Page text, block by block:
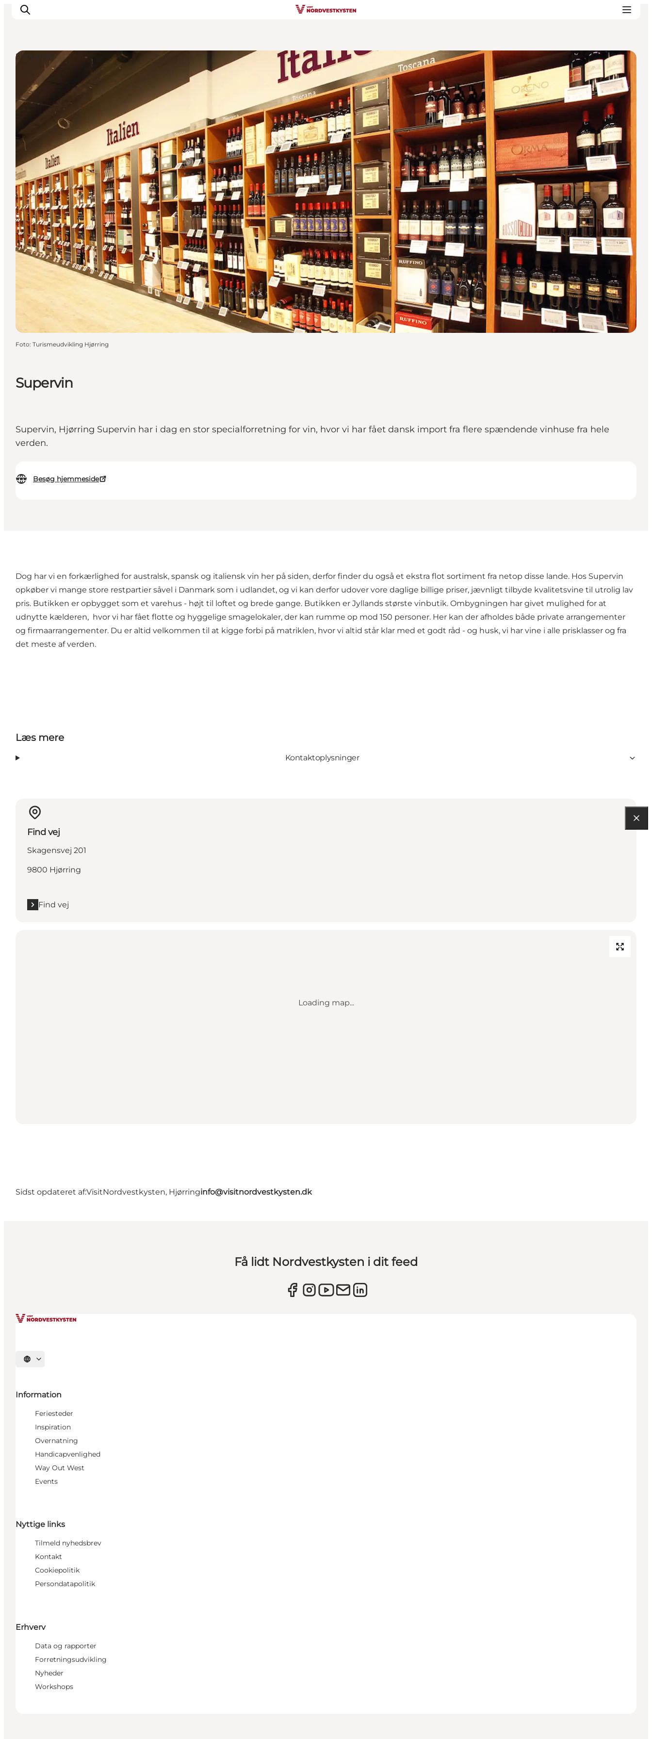
Feriesteder
Inspiration
Handicapvenlig ferie
Events
Overnatning
Planlæg din ferie
Supervin
Supervin, Hjørring Supervin har i dag en stor specialforretning for vin, hvor vi har fået dansk import fra flere spændende vinhuse fra hele
verden.
Besøg hjemmeside
Shopping
Foto: Turismeudvikling Hjørring
Dog har vi en forkærlighed for australsk, spansk og italiensk vin her på siden, derfor finder du også et ekstra flot sortiment fra netop disse lande. Hos Supervin
opkøber vi mange store restpartier såvel i Danmark som i udlandet, og vi kan derfor udover vore daglige billige priser, jævnligt tilbyde kvalitetsvine til utrolig lav
pris. Butikken er opbygget som et varehus - højt til loftet og brede gange. Butikken er Jyllands største vinbutik. Ombygningen har givet mulighed for at
udnytte kælderen, hvor vi har fået flotte og hyggelige smagelokaler, der kan rumme op mod 150 personer. Her kan der afholdes både private arrangementer
og firmaarrangementer. Du er altid velkommen til at kigge forbi på matriklen, hvor vi altid står klar med et godt råd - og husk, vi har vine i alle prisklasser og fra
det meste af verden.
Læs mere
Kontaktoplysninger
Find vej
Skagensvej 201
9800 Hjørring
Find vej
Loading map...
Sidst opdateret af:VisitNordvestkysten, Hjørringinfo@visitnordvestkysten.dk
Få lidt Nordvestkysten i dit feed
Vælg sprog
Information
Feriesteder
Inspiration
Overnatning
Handicapvenlighed
Way Out West
Events
Nyttige links
Tilmeld nyhedsbrev
Kontakt
Cookiepolitik
Persondatapolitik
Erhverv
Data og rapporter
Forretningsudvikling
Nyheder
Workshops